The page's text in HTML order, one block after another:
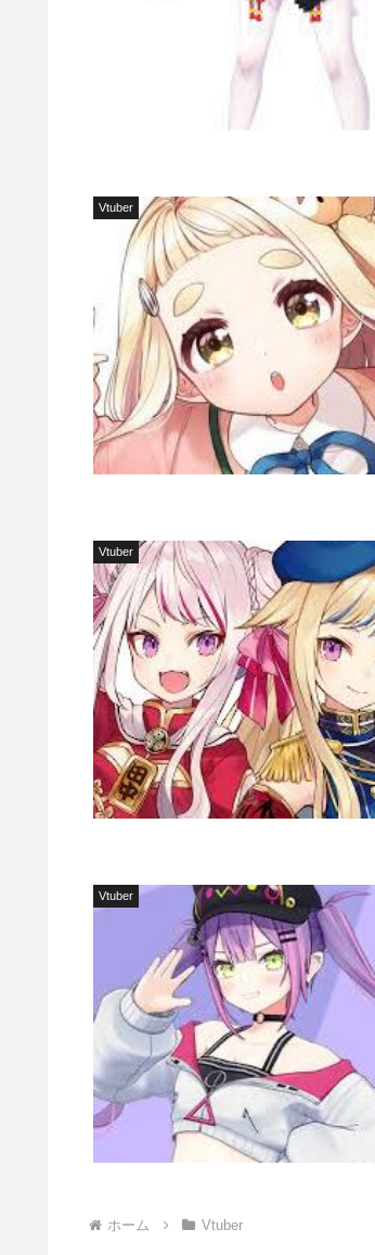
Vtuber
Vtuber
Vtuber
ホーム Vtuber